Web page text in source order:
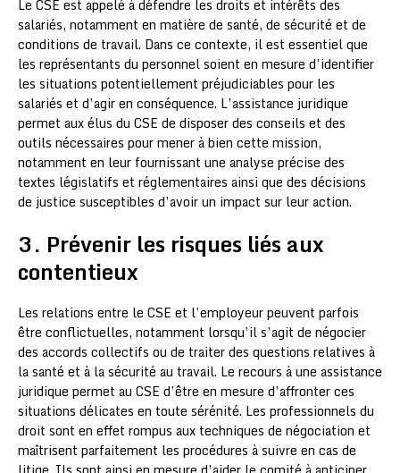
Le CSE est appelé à défendre les droits et intérêts des
salariés, notamment en matière de santé, de sécurité et de
conditions de travail. Dans ce contexte, il est essentiel que
les représentants du personnel soient en mesure d’identifier
les situations potentiellement préjudiciables pour les
salariés et d’agir en conséquence. L’assistance juridique
permet aux élus du CSE de disposer des conseils et des
outils nécessaires pour mener à bien cette mission,
notamment en leur fournissant une analyse précise des
textes législatifs et réglementaires ainsi que des décisions
de justice susceptibles d’avoir un impact sur leur action.
3. Prévenir les risques liés aux
contentieux
Les relations entre le CSE et l’employeur peuvent parfois
être conflictuelles, notamment lorsqu’il s’agit de négocier
des accords collectifs ou de traiter des questions relatives à
la santé et à la sécurité au travail. Le recours à une assistance
juridique permet au CSE d’être en mesure d’affronter ces
situations délicates en toute sérénité. Les professionnels du
droit sont en effet rompus aux techniques de négociation et
maîtrisent parfaitement les procédures à suivre en cas de